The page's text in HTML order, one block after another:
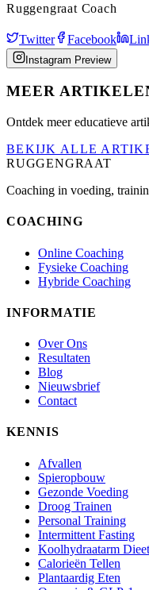
Ruggengraat Coach
Twitter Facebook
Instagram Preview
MEER
Ontdek meer educatieve
BEKIJK ALLE
RUGGENGRAAT
Coaching in voeding,
COACHING
Online Coaching
Fysieke Coaching
Hybride Coaching
INFORMATIE
Over Ons
Resultaten
Blog
Nieuwsbrief
Contact
KENNIS
Afvallen
Spieropbouw
Gezonde Voeding
Droog Trainen
Personal Training
Intermittent Fasting
Koolhydraatarm Dieet
Calorieën Tellen
Plantaardig Eten